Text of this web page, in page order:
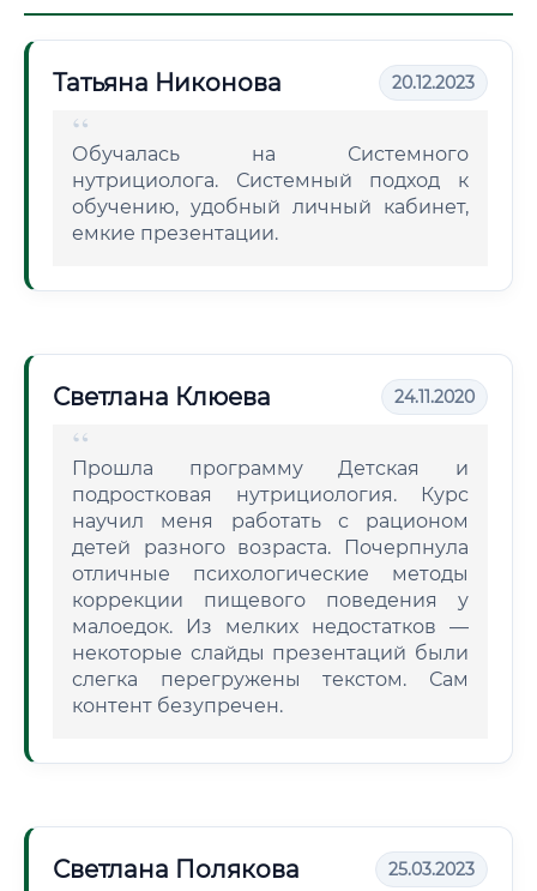
Татьяна Никонова 20.12.2023
Обучалась на Системного
нутрициолога. Системный подход к
обучению, удобный личный кабинет,
емкие презентации.
Светлана Клюева 24.11.2020
Прошла программу Детская и
подростковая нутрициология. Курс
научил меня работать с рационом
детей разного возраста. Почерпнула
отличные психологические методы
коррекции пищевого поведения у
малоедок. Из мелких недостатков —
некоторые слайды презентаций были
слегка перегружены текстом. Сам
контент безупречен.
Светлана Полякова 25.03.2023